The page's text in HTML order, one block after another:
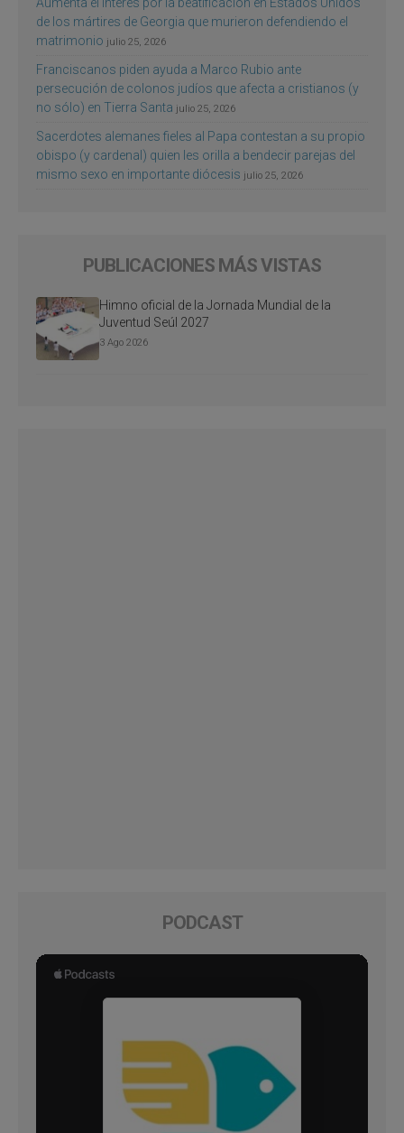
de los mártires de Georgia que murieron defendiendo el
matrimonio julio 25, 2026
Franciscanos piden ayuda a Marco Rubio ante
persecución de colonos judíos que afecta a cristianos (y
no sólo) en Tierra Santa julio 25, 2026
Sacerdotes alemanes fieles al Papa contestan a su propio
obispo (y cardenal) quien les orilla a bendecir parejas del
mismo sexo en importante diócesis julio 25, 2026
PUBLICACIONES MÁS VISTAS
Himno oficial de la Jornada Mundial de la
Juventud Seúl 2027
3 Ago 2026
PODCAST